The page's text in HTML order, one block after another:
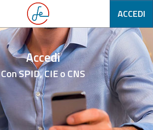
ACCEDI
Accedi
Con SPID, CIE o CNS